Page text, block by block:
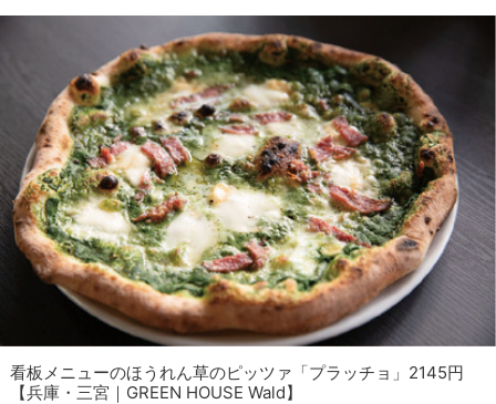
看板メニューのほうれん草のピッツァ「プラッチョ」2145円
【兵庫・三宮｜GREEN HOUSE Wald】